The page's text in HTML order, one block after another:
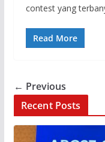
contest yang
Read More
← Previous
Recent Posts